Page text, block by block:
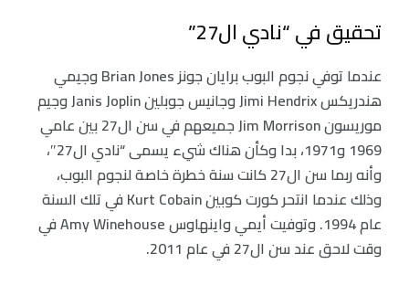
تحقيق في “نادي ال27”
عندما توفي نجوم البوب برايان جونز Brian Jones وجيمي
هندريكس Jimi Hendrix وجانيس جوبلين Janis Joplin وجيم
موريسون Jim Morrison جميعهم في سن ال27 بين عامي
1969 و1971، بدا وكأن هناك شيء يسمى “نادي ال27″،
وأنه ربما سن ال27 كانت سنة خطرة خاصة لنجوم البوب،
وذلك عندما انتحر كورت كوبين Kurt Cobain في تلك السنة
عام 1994. وتوفيت أيمي واينهاوس Amy Winehouse في
وقت لاحق عند سن ال27 في عام 2011.